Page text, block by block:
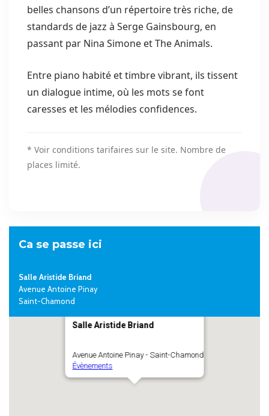
belles chansons d’un répertoire très riche, de
standards de jazz à Serge Gainsbourg, en
passant par Nina Simone etThe Animals.
Entre piano habité et timbre vibrant, ils tissent
un dialogue intime, où les mots se font
caresses et les mélodies confidences.
* Voir conditions tarifaires sur le site. Nombre de
places limité.
Ca se passe ici
Salle Aristide Briand
Avenue Antoine Pinay
Saint-Chamond
Salle Aristide Briand
Avenue Antoine Pinay - Saint-Chamond
Évènements